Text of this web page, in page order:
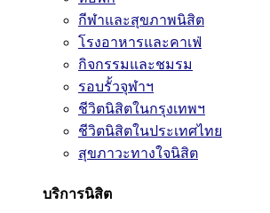
กีฬาและสุขภาพนิสิต
โรงอาหารและคาเฟ่
กิจกรรมและชมรม
รอบรั้วจุฬาฯ
ชีวิตนิสิตในกรุงเทพฯ
ชีวิตนิสิตในประเทศไทย
สุขภาวะทางใจนิสิต
บริการนิสิต